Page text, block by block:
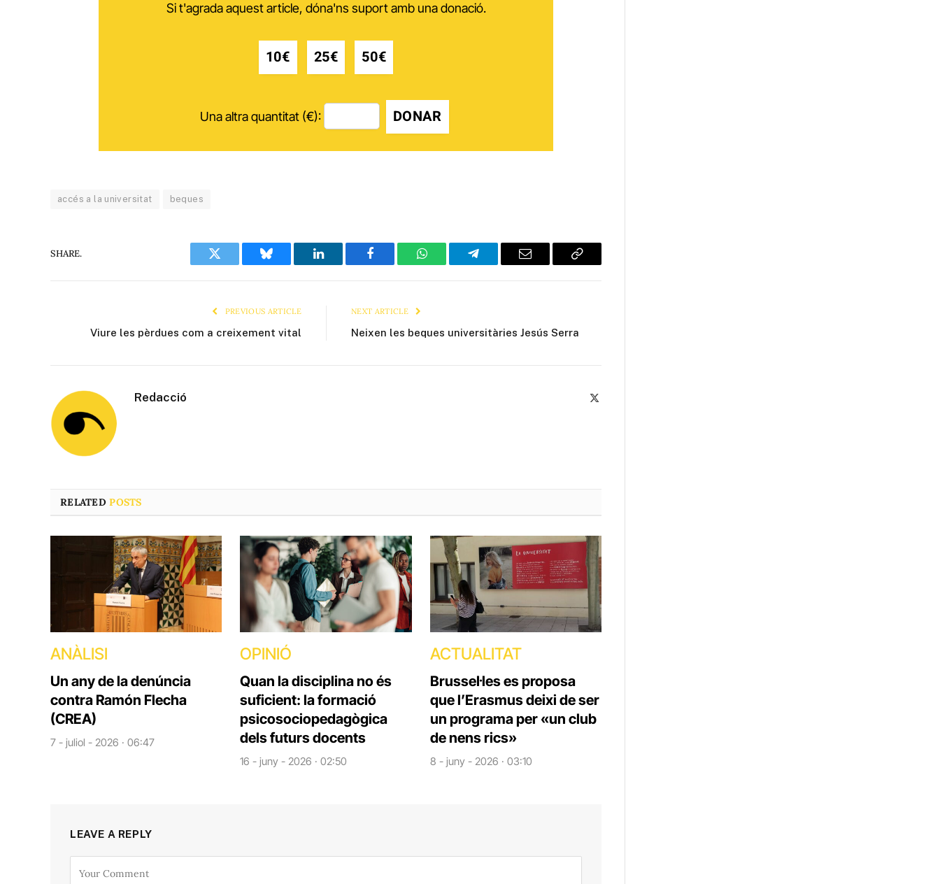
Si t'agrada aquest article, dóna'ns suport amb una donació.
10€ 25€ 50€
Una altra quantitat (€): DONAR
accés a la universitat beques
SHARE.
Twitter Bluesky LinkedIn Facebook WhatsAppTelegram Email
Copy
PREVIOUS ARTICLE
Viure les pèrdues com a creixement vital
NEXT ARTICLE
Neixen les beques universitàries Jesús Serra
Redacció
RELATEDPOSTS
ANÀLISI
Un any de la denúncia
contra Ramón Flecha
(CREA)
7 - juliol - 2026 · 06:47
OPINIÓ
Quan la disciplina no és
suficient: la formació
psicosociopedagògica
dels futurs docents
16 - juny - 2026 · 02:50
ACTUALITAT
Brussel·les es proposa
que l’Erasmus deixi de ser
un programa per «un club
de nens rics»
8 - juny - 2026 · 03:10
LEAVE A REPLY